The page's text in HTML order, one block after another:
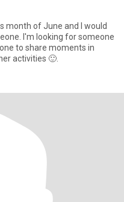
month of June and I would
I'm looking for someone
to share moments in
activities 🙂.